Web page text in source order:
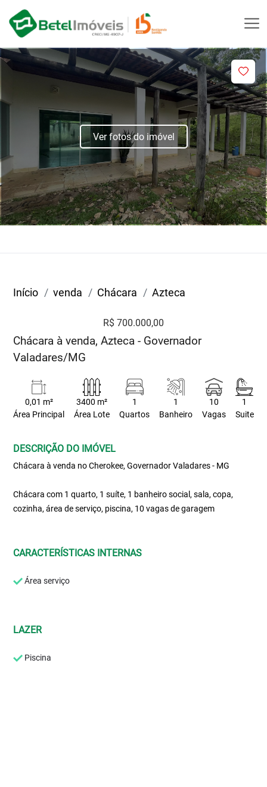
Ver fotos do imóvel
Início venda Chácara Azteca
R$ 700.000,00
Chácara à venda, Azteca - Governador
Valadares/MG
0,01 m²
Área Principal
3400 m²
Área Lote
1
Quartos
1
Banheiro
10
Vagas
1
Suite
DESCRIÇÃO DO IMÓVEL
Chácara à venda no Cherokee, Governador Valadares - MG
Chácara com 1 quarto, 1 suíte, 1 banheiro social, sala, copa,
cozinha, área de serviço, piscina, 10 vagas de garagem
CARACTERÍSTICAS INTERNAS
Área serviço
LAZER
Piscina